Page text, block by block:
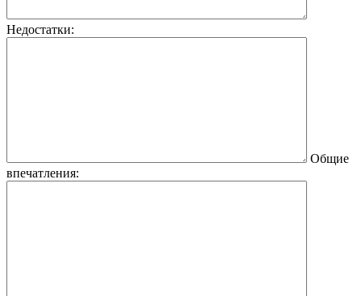
Недостатки:
Общие
впечатления: